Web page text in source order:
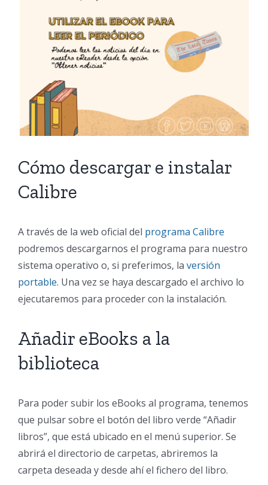
Cómo descargar e instalar
Calibre
A través de la web oficial del programa Calibre
podremos descargarnos el programa para nuestro
sistema operativo o, si preferimos, la versión
portable. Una vez se haya descargado el archivo lo
ejecutaremos para proceder con la instalación.
Añadir eBooks a la
biblioteca
Para poder subir los eBooks al programa, tenemos
que pulsar sobre el botón del libro verde “Añadir
libros”, que está ubicado en el menú superior. Se
abrirá el directorio de carpetas, abriremos la
carpeta deseada y desde ahí el fichero del libro.